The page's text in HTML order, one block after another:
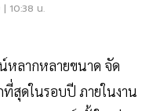
10:38 น.
หลากหลายขนาด จัด
สุดในรอบปี ภายในงาน